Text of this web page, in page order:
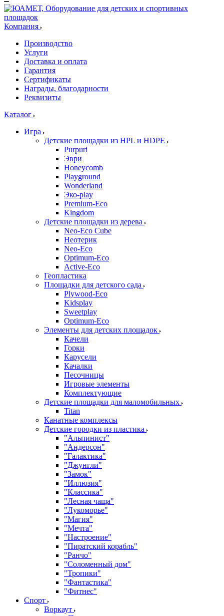
Компания
Производство
Услуги
Доставка и оплата
Гарантия
Сертификаты
Награды, благодарности
Реквизиты
Каталог
Игра
Детские площадки из HPL и HDPE
Purpuri
Эври
Honeycomb
Playground
Wonderland
Эко-play
Premium-Eco
Kingdom
Детские площадки из дерева
Neo-Eco Cube
Неотерик
Neo-Eco
Оptimum-Еco
Active-Eco
Геопластика
Площадки для детского сада
Plywood-Eco
Kidsplay
Sweetplay
Оptimum-Еco
Элементы для детских площадок
Качели
Горки
Карусели
Качалки
Песочницы
Игровые элементы
Комплектующие
Детские площадки для маломобильных
Titan
Канатные комплексы
Детские городки из пластика
"Альпинист"
"Андерсон"
"Галактика"
"Джунгли"
"Замок"
"Иллюзия"
"Классика"
"Лесная чаща"
"Лукоморье"
"Магия"
"Мечта"
"Настроение"
"Пиратский корабль"
"Ранчо"
"Соломенный дом"
"Тропики"
"Фантастика"
"Фитнес"
Спорт
Воркаут